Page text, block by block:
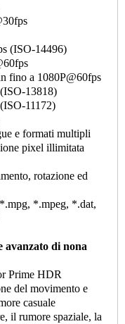
(ISO-14496)
fino a 1080P@60fps
13818)
11172)
e formati multipli
pixel illimitata
rotazione ed
*.mpeg, *.dat,
di nona
Prime HDR
del movimento e
casuale
il rumore spaziale, la